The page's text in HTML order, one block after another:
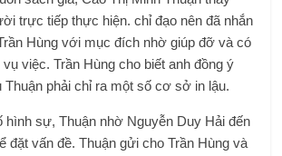
trực tiếp thực hiện. chỉ đạo nên đã nhắn
Hùng với mục đích nhờ giúp đỡ và có
việc. Trần Hùng cho biết anh đồng ý
Thuận phải chỉ ra một số cơ sở in lậu.
hình sự, Thuận nhờ Nguyễn Duy Hải đến
đặt vấn đề. Thuận gửi cho Trần Hùng và